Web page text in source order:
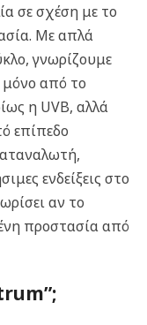
σε σχέση με το
Με απλά
γνωρίζουμε
μόνο από το
η UVB, αλλά
επίπεδο
ενδείξεις στο
αν το
προστασία από